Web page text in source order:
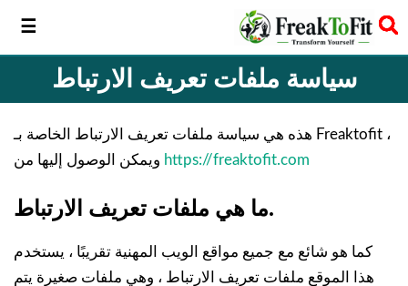
سخر
سياسة ملفات تعريف الارتباط
هذه هي سياسة ملفات تعريف الارتباط الخاصة بـ Freaktofit ،
https://freaktofit.com
ما هي ملفات تعريف الارتباط.
كما هو شائع مع جميع مواقع الويب المهنية تقريبًا ، يستخدم
هذا الموقع ملفات تعريف الارتباط ، وهي ملفات صغيرة يتم